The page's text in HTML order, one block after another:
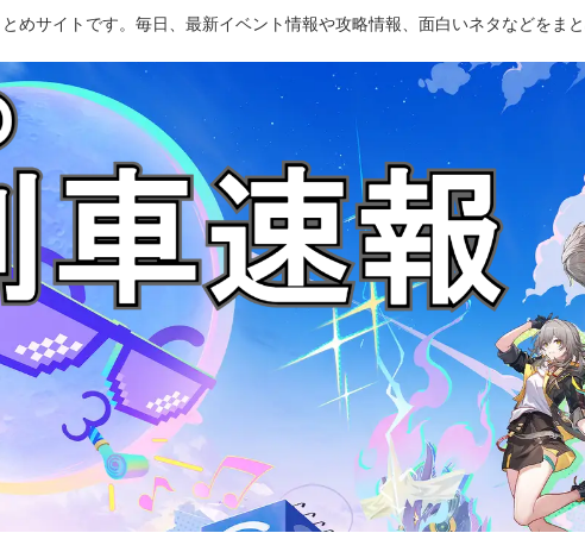
めサイトです。毎日、最新イベント情報や攻略情報、面白いネタなどをまと